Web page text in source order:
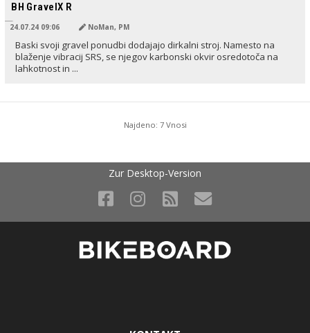
BH GravelX R
24.07.24 09:06 NoMan, PM
Baski svoji gravel ponudbi dodajajo dirkalni stroj. Namesto na
blaženje vibracij SRS, se njegov karbonski okvir osredotoča na
lahkotnost in ...
Najdeno: 7 Vnosi
Zur Desktop-Version